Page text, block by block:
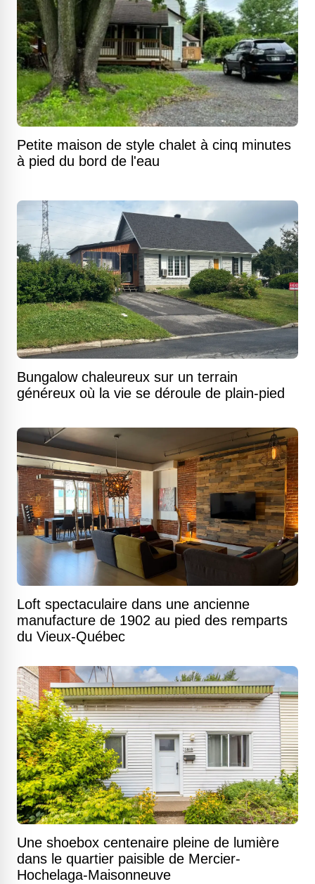
Petite maison de style chalet à cinq minutes
à pied du bord de l'eau
Bungalow chaleureux sur un terrain
généreux où la vie se déroule de plain-pied
Loft spectaculaire dans une ancienne
manufacture de 1902 au pied des remparts
du Vieux-Québec
Une shoebox centenaire pleine de lumière
dans le quartier paisible de Mercier-
Hochelaga-Maisonneuve